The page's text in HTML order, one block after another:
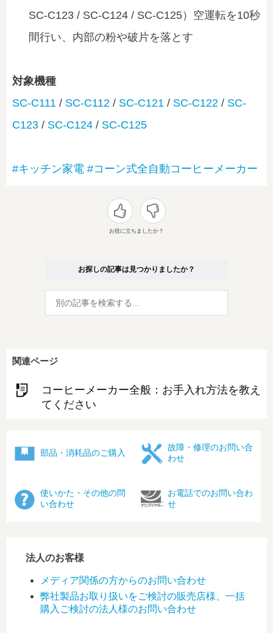
SC-C123 / SC-C124 / SC-C125）空運転を10秒
間行い、内部の粉や破片を落とす
対象機種
SC-C111 / SC-C112 / SC-C121 / SC-C122 / SC-
C123 / SC-C124 / SC-C125
#キッチン家電 #コーン式全自動コーヒーメーカー
お役に立ちましたか？
お探しの記事は見つかりましたか？
関連ページ
コーヒーメーカー全般：お手入れ方法を教え
てください
部品・消耗品のご購入
故障・修理のお問い合
わせ
使いかた・その他の問
い合わせ
お電話でのお問い合わ
せ
法人のお客様
メディア関係の方からのお問い合わせ
弊社製品お取り扱いをご検討の販売店様、一括
購入ご検討の法人様のお問い合わせ